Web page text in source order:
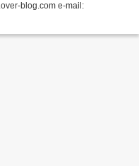
blog.com e-mail: